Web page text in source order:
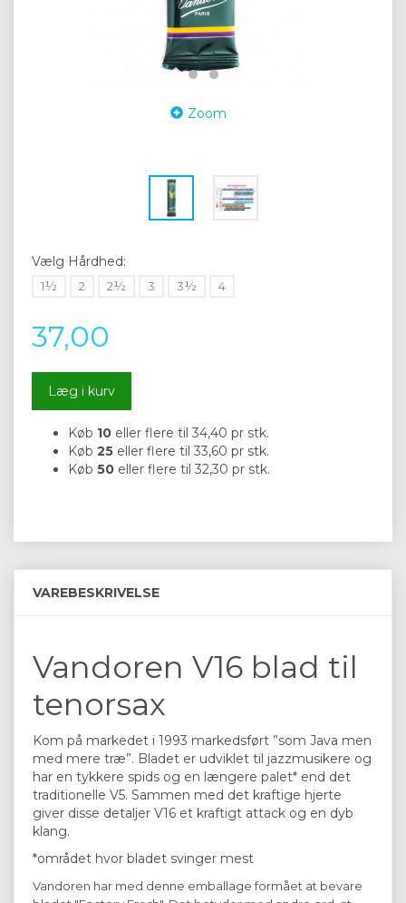
Zoom
Vælg Hårdhed:
1½ 2 2½ 3 3½ 4
37,00
Læg i kurv
Køb 10 eller flere til 34,40 pr stk.
Køb 25 eller flere til 33,60 pr stk.
Køb 50 eller flere til 32,30 pr stk.
VAREBESKRIVELSE
Vandoren V16 blad til
tenorsax
Kom på markedet i 1993 markedsført ”som Java men
med mere træ”. Bladet er udviklet til jazzmusikere og
har en tykkere spids og en længere palet* end det
traditionelle V5. Sammen med det kraftige hjerte
giver disse detaljer V16 et kraftigt attack og en dyb
klang.
*området hvor bladet svinger mest
Vandoren har med denne emballage formået at bevare